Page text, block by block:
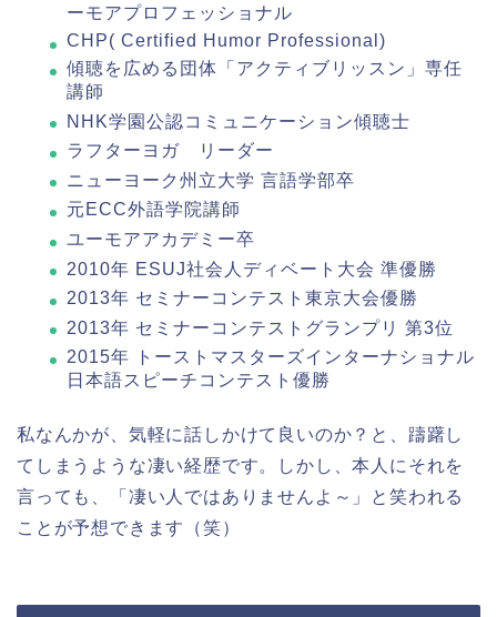
ーモアプロフェッショナル
CHP( Certified Humor Professional)
傾聴を広める団体「アクティブリッスン」専任
講師
NHK学園公認コミュニケーション傾聴士
ラフターヨガ リーダー
ニューヨーク州立大学 言語学部卒
元ECC外語学院講師
ユーモアアカデミー卒
2010年 ESUJ社会人ディベート大会 準優勝
2013年 セミナーコンテスト東京大会優勝
2013年 セミナーコンテストグランプリ 第3位
2015年 トーストマスターズインターナショナル
日本語スピーチコンテスト優勝
私なんかが、気軽に話しかけて良いのか？と、躊躇し
てしまうような凄い経歴です。しかし、本人にそれを
言っても、「凄い人ではありませんよ～」と笑われる
ことが予想できます（笑）